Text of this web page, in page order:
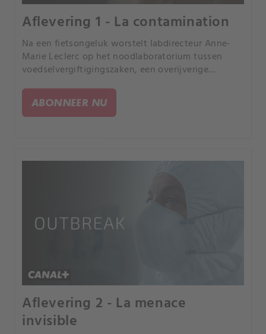
Aflevering 1 - La contamination
Na een fietsongeluk worstelt labdirecteur Anne-
Marie Leclerc op het noodlaboratorium tussen
voedselvergiftigingszaken, een overijverige
ABONNEER NU
Aflevering 2 - La menace
invisible